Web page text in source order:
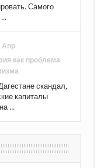
Самого
Апр
как проблема
скандал,
капиталы
...